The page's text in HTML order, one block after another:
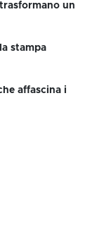
un
stampa
affascina i